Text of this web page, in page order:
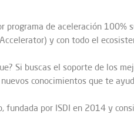
programa de aceleración 100%
y con todo el
Si buscas el soporte de los
conocimientos que te
fundada por ISDI en 2014 y